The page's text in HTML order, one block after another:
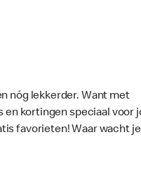
nóg lekkerder. Want met
en kortingen speciaal voor
favorieten! Waar wacht